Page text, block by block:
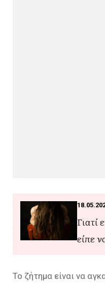
είπε
Το ζήτημα είναι να